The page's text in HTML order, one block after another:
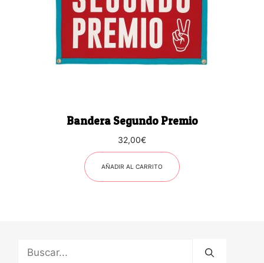
Bandera Segundo Premio
32,00€
AÑADIR AL CARRITO
Buscar: